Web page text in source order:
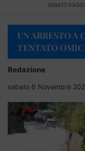
SABATO 8
UN ARRESTO A
TENTATO
Redazione
sabato 6 Novembre